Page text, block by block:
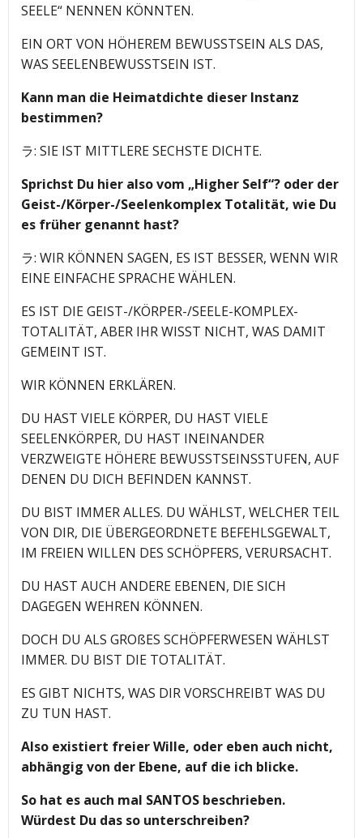
SEELE“ NENNEN KÖNNTEN.
EIN ORT VON HÖHEREM BEWUSSTSEIN ALS DAS,
WAS SEELENBEWUSSTSEIN IST.
Kann man die Heimatdichte dieser Instanz
bestimmen?
ラ: SIE IST MITTLERE SECHSTE DICHTE.
Sprichst Du hier also vom „Higher Self“? oder der
Geist-/Körper-/Seelenkomplex Totalität, wie Du
es früher genannt hast?
ラ: WIR KÖNNEN SAGEN, ES IST BESSER, WENN WIR
EINE EINFACHE SPRACHE WÄHLEN.
ES IST DIE GEIST-/KÖRPER-/SEELE-KOMPLEX-
TOTALITÄT, ABER IHR WISST NICHT, WAS DAMIT
GEMEINT IST.
WIR KÖNNEN ERKLÄREN.
DU HAST VIELE KÖRPER, DU HAST VIELE
SEELENKÖRPER, DU HAST INEINANDER
VERZWEIGTE HÖHERE BEWUSSTSEINSSTUFEN, AUF
DENEN DU DICH BEFINDEN KANNST.
DU BIST IMMER ALLES. DU WÄHLST, WELCHER TEIL
VON DIR, DIE ÜBERGEORDNETE BEFEHLSGEWALT,
IM FREIEN WILLEN DES SCHÖPFERS, VERURSACHT.
DU HAST AUCH ANDERE EBENEN, DIE SICH
DAGEGEN WEHREN KÖNNEN.
DOCH DU ALS GROßES SCHÖPFERWESEN WÄHLST
IMMER. DU BIST DIE TOTALITÄT.
ES GIBT NICHTS, WAS DIR VORSCHREIBT WAS DU
ZU TUN HAST.
Also existiert freier Wille, oder eben auch nicht,
abhängig von der Ebene, auf die ich blicke.
So hat es auch mal SANTOS beschrieben.
Würdest Du das so unterschreiben?